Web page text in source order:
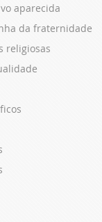
aparecida
da fraternidade
religiosas